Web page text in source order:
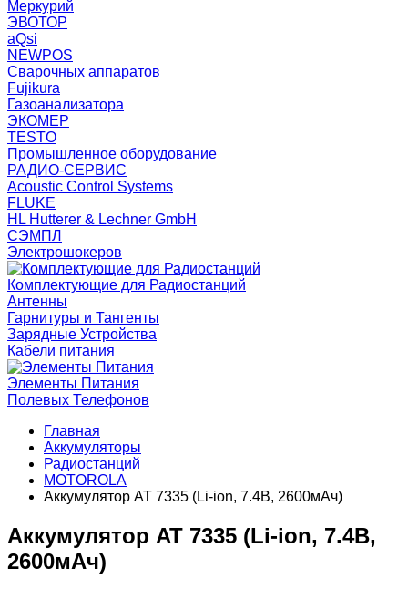
Меркурий
ЭВОТОР
aQsi
NEWPOS
Сварочных аппаратов
Fujikura
Газоанализатора
ЭКОМЕР
TESTO
Промышленное оборудование
РАДИО-СЕРВИС
Acoustic Control Systems
FLUKE
HL Hutterer & Lechner GmbH
СЭМПЛ
Электрошокеров
Комплектующие для Радиостанций
Антенны
Гарнитуры и Тангенты
Зарядные Устройства
Кабели питания
Элементы Питания
Полевых Телефонов
Главная
Аккумуляторы
Радиостанций
MOTOROLA
Аккумулятор AT 7335 (Li-ion, 7.4В, 2600мАч)
Аккумулятор AT 7335 (Li-ion, 7.4В,
2600мАч)